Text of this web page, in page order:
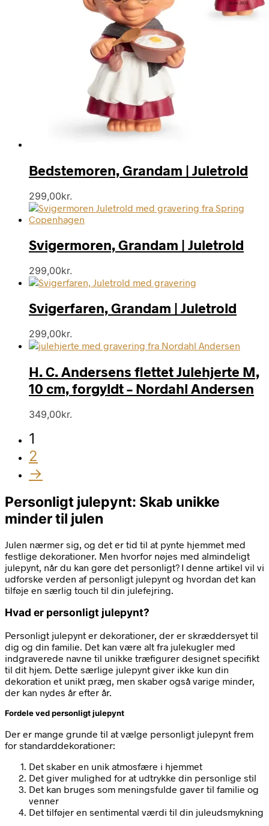
Bedstemoren, Grandam | Juletrold
299,00kr.
Svigermoren, Grandam | Juletrold
299,00kr.
Svigerfaren, Grandam | Juletrold
299,00kr.
H. C. Andersens flettet Julehjerte M,
10 cm, forgyldt – Nordahl Andersen
349,00kr.
1
2
→
Personligt julepynt: Skab unikke
minder til julen
Julen nærmer sig, og det er tid til at pynte hjemmet med
festlige dekorationer. Men hvorfor nøjes med almindeligt
julepynt, når du kan gøre det personligt? I denne artikel vil vi
udforske verden af personligt julepynt og hvordan det kan
tilføje en særlig touch til din julefejring.
Hvad er personligt julepynt?
Personligt julepynt er dekorationer, der er skræddersyet til
dig og din familie. Det kan være alt fra julekugler med
indgraverede navne til unikke træfigurer designet specifikt
til dit hjem. Dette særlige julepynt giver ikke kun din
dekoration et unikt præg, men skaber også varige minder,
der kan nydes år efter år.
Fordele ved personligt julepynt
Der er mange grunde til at vælge personligt julepynt frem
for standarddekorationer:
Det skaber en unik atmosfære i hjemmet
Det giver mulighed for at udtrykke din personlige stil
Det kan bruges som meningsfulde gaver til familie og
venner
Det tilføjer en sentimental værdi til din juleudsmykning